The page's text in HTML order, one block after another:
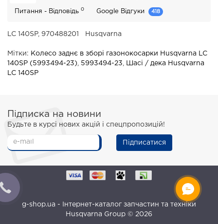
Питання - Відповідь 0 Google Відгуки 418
LC 140SP, 970488201 Husqvarna
Мітки: Колесо заднє в зборі газонокосарки Husqvarna LC
140SP (5993494-23)
5993494-23
Шасі / дека Husqvarna
LC 140SP
Підписка на новини
Будьте в курсі нових акцій і спецпропозицій!
Підписатися
g-shop.ua - Інтернет-каталог запчастин та техніки
Husqvarna Group © 2026